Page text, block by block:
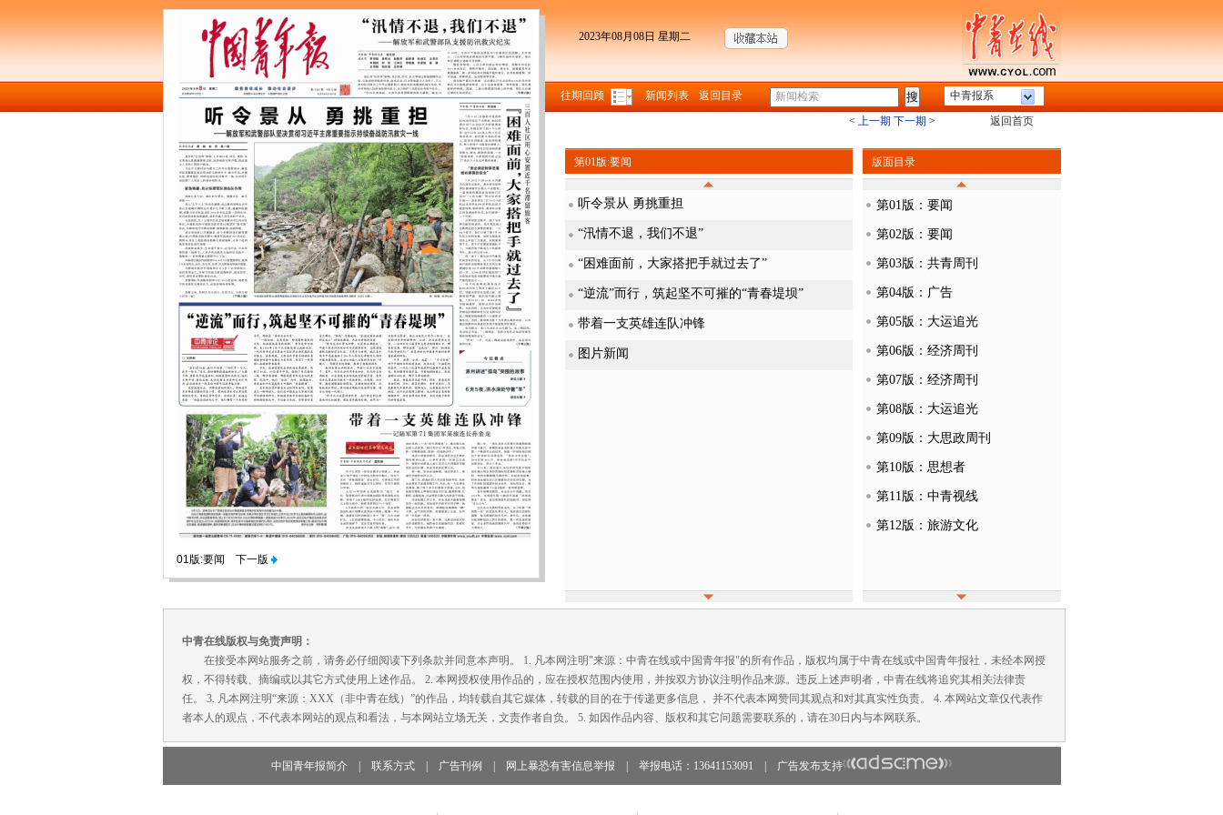
01版:要闻 下一版
2023年08月08日 星期二
往期回顾 新闻列表 返回目录
中青报系
< 上一期 下一期 > 返回首页
第01版:要闻
听令景从 勇挑重担
“汛情不退，我们不退”
“困难面前，大家搭把手就过去了”
“逆流”而行，筑起坚不可摧的“青春堤坝”
带着一支英雄连队冲锋
图片新闻
版面目录
第01版：要闻
第02版：要闻
第03版：共青周刊
第04版：广告
第05版：大运追光
第06版：经济周刊
第07版：经济周刊
第08版：大运追光
第09版：大思政周刊
第10版：思想者
第11版：中青视线
第12版：旅游文化
中青在线版权与免责声明：
在接受本网站服务之前，请务必仔细阅读下列条款并同意本声明。 1. 凡本网注明"来源：中青在线或中国青年报"的所有作品，版权均属于中青在线或中国青年报社，未经本网授
权，不得转载、摘编或以其它方式使用上述作品。 2. 本网授权使用作品的，应在授权范围内使用，并按双方协议注明作品来源。违反上述声明者，中青在线将追究其相关法律责
任。 3. 凡本网注明“来源：XXX（非中青在线）”的作品，均转载自其它媒体，转载的目的在于传递更多信息， 并不代表本网赞同其观点和对其真实性负责。 4. 本网站文章仅代表作
者本人的观点，不代表本网站的观点和看法，与本网站立场无关，文责作者自负。 5. 如因作品内容、版权和其它问题需要联系的，请在30日内与本网联系。
中国青年报简介 联系方式 广告刊例 网上暴恐有害信息举报 举报电话：13641153091 广告发布支持